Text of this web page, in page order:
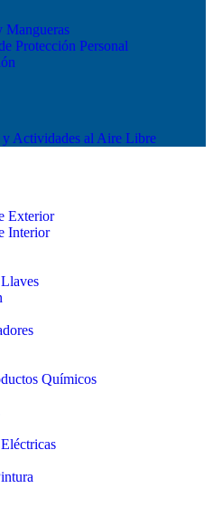
Mangueras
Protección Personal
y Actividades al Aire Libre
Exterior
Interior
Químicos